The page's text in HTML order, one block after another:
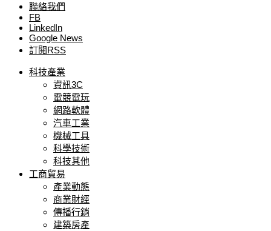
聯絡我們
FB
LinkedIn
Google News
訂閱RSS
科技產業
資訊3C
電競電玩
網路軟體
汽車工業
機械工具
科學技術
科技其他
工商貿易
產業動態
商業財經
傳播行銷
建築房產